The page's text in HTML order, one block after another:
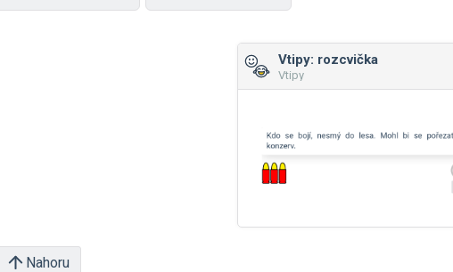
Vtipy: rozcvička
Vtipy
Nahoru